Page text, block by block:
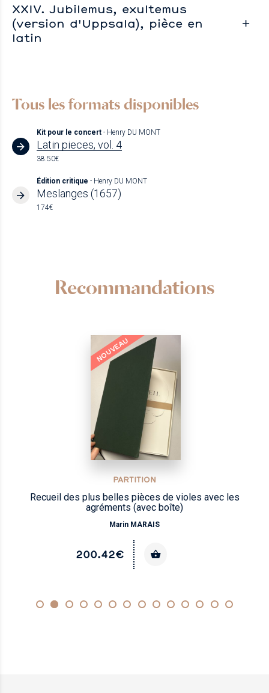
XXIV. Jubilemus, exultemus
(version d'Uppsala), pièce en
latin
Tous les formats disponibles
Kit pour le concert - Henry DU MONT
Latin pieces, vol. 4
38.50€
Édition critique - Henry DU MONT
Meslanges (1657)
174€
Recommandations
NOUVEAU
PARTITION
Recueil des plus belles pièces de violes avec les
agréments (avec boîte)
Marin MARAIS
200.42€